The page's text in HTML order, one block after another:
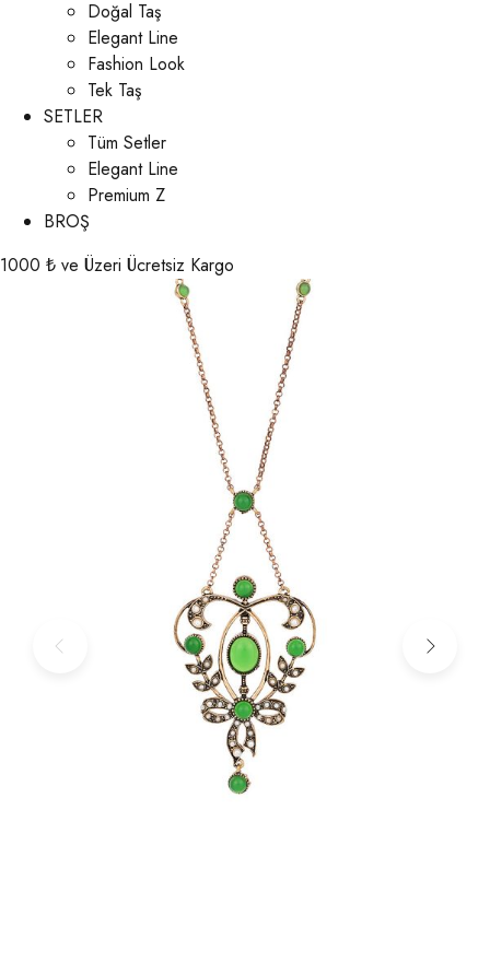
Doğal Taş
Elegant Line
Fashion Look
Tek Taş
SETLER
Tüm Setler
Elegant Line
Premium Z
BROŞ
1000 ₺ ve Üzeri Ücretsiz Kargo